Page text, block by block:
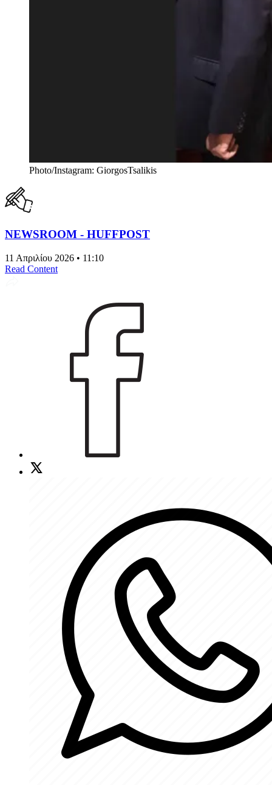
Photo/Instagram: GiorgosTsalikis
NEWSROOM - HUFFPOST
11 Απριλίου 2026 • 11:10
Read Content